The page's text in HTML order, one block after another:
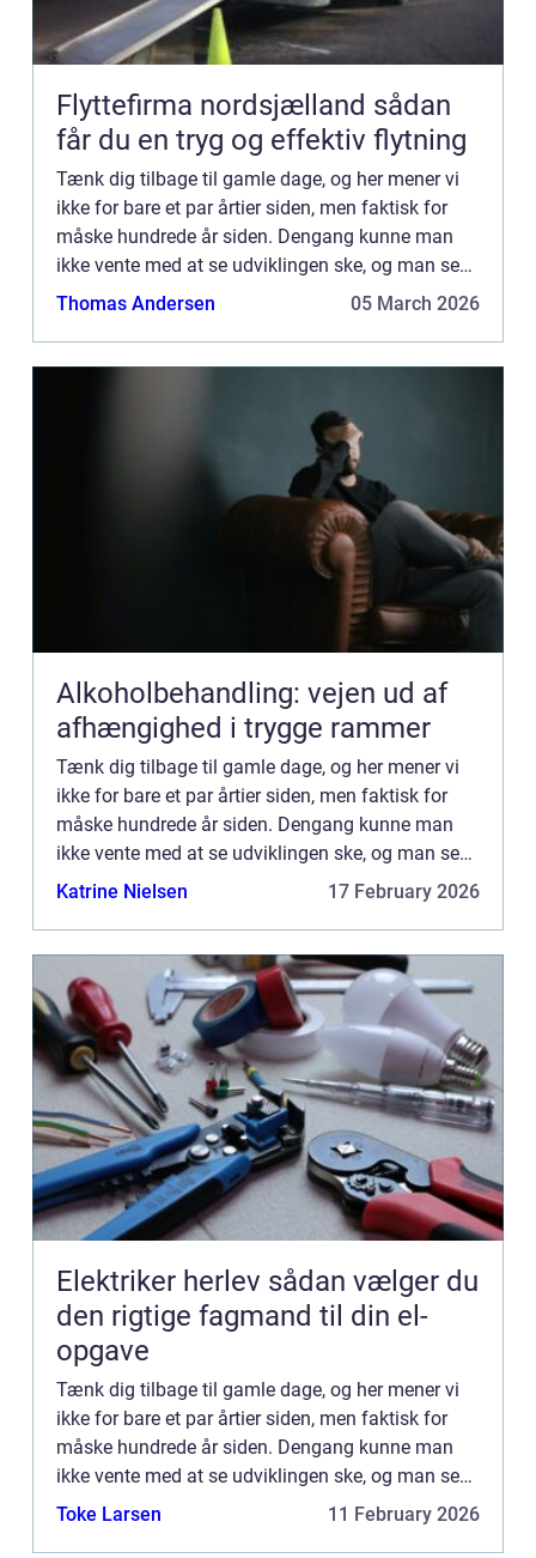
Flyttefirma nordsjælland sådan
får du en tryg og effektiv flytning
Tænk dig tilbage til gamle dage, og her mener vi
ikke for bare et par årtier siden, men faktisk for
måske hundrede år siden. Dengang kunne man
ikke vente med at se udviklingen ske, og man se
mere fremad, end man gad skue bagud...
Thomas Andersen 05 March 2026
Alkoholbehandling: vejen ud af
afhængighed i trygge rammer
Tænk dig tilbage til gamle dage, og her mener vi
ikke for bare et par årtier siden, men faktisk for
måske hundrede år siden. Dengang kunne man
ikke vente med at se udviklingen ske, og man se
mere fremad, end man gad skue bagud...
Katrine Nielsen 17 February 2026
Elektriker herlev sådan vælger du
den rigtige fagmand til din el-
opgave
Tænk dig tilbage til gamle dage, og her mener vi
ikke for bare et par årtier siden, men faktisk for
måske hundrede år siden. Dengang kunne man
ikke vente med at se udviklingen ske, og man se
mere fremad, end man gad skue bagud...
Toke Larsen 11 February 2026